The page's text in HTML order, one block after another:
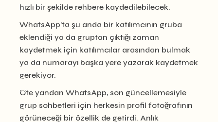
hızlı bir şekilde rehbere kaydedilebilecek.
WhatsApp’ta şu anda bir katılımcının gruba
eklendiği ya da gruptan çıktığı zaman
kaydetmek için katılımcılar arasından bulmak
ya da numarayı başka yere yazarak kaydetmek
gerekiyor.
Öte yandan WhatsApp, son güncellemesiyle
grup sohbetleri için herkesin profil fotoğrafının
görüneceği bir özellik de getirdi. Anlık